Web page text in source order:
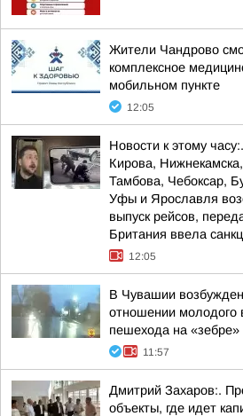
Жители Чандрово
комплексное
мобильном пункте
12:05
Новости к этому
Кирова,
Тамбова, Чебоксар,
Уфы и Ярославля
выпуск рейсов,
Британия ввела
12:05
В Чувашии
отношении молодого
пешехода на
11:57
Дмитрий Захаров:.
объекты, где идет